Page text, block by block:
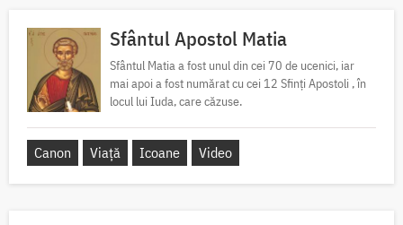
Sfântul Apostol Matia
Sfântul Matia a fost unul din cei 70 de ucenici, iar
mai apoi a fost numărat cu cei 12 Sfinți Apostoli , în
locul lui Iuda, care căzuse.
Canon Viață Icoane Video